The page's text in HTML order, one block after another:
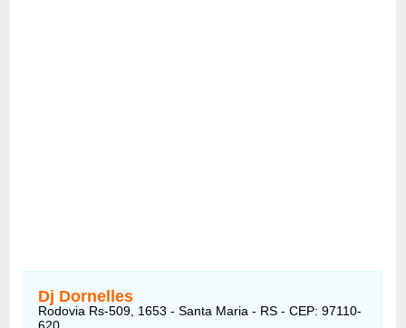
Dj Dornelles
Rodovia Rs-509, 1653 - Santa Maria - RS - CEP: 97110-
620